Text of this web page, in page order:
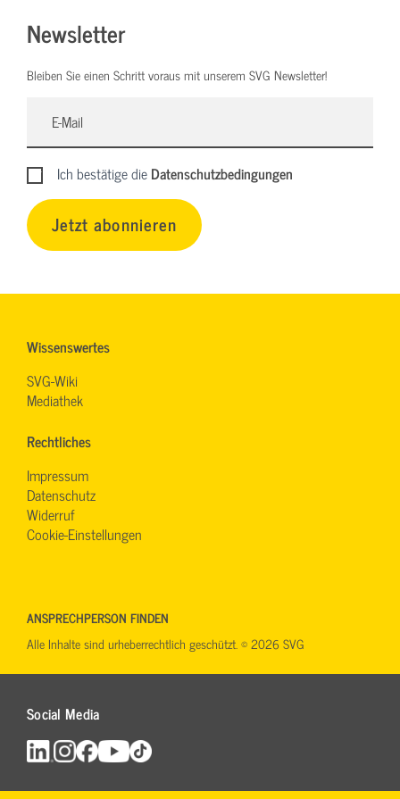
Newsletter
Bleiben Sie einen Schritt voraus mit unserem SVG Newsletter!
Ich bestätige dieDatenschutzbedingungen
Jetzt abonnieren
Wissenswertes
SVG-Wiki
Mediathek
Rechtliches
Impressum
Datenschutz
Widerruf
Cookie-Einstellungen
Social Media
ANSPRECHPERSON FINDEN
Alle Inhalte sind urheberrechtlich geschützt. © 2026 SVG